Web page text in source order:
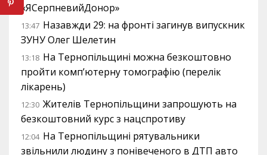
«ЯСерпневийДонор»
13:47 Назавжди 29: на фронті загинув випускник
ЗУНУ Олег Шелетин
13:18 На Тернопільщині можна безкоштовно
пройти комп’ютерну томографію (перелік
лікарень)
12:30 Жителів Тернопільщини запрошують на
безкоштовний курс з нацспротиву
12:04 На Тернопільщині рятувальники
звільнили людину з понівеченого в ДТП авто